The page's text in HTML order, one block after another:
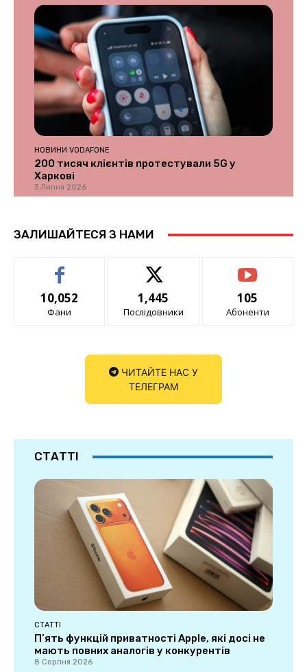
НОВИНИ VODAFONE
200 тисяч клієнтів протестували 5G у
Харкові
3 Липня 2026
ЗАЛИШАЙТЕСЯ З НАМИ
10,052
Фани
1,445
Послідовники
105
Абоненти
ЧИТАЙТЕ НАС У
ТЕЛЕГРАМ
СТАТТІ
СТАТТІ
П’ять функцій приватності Apple, які досі не
мають повних аналогів у конкурентів
8 Серпня 2026